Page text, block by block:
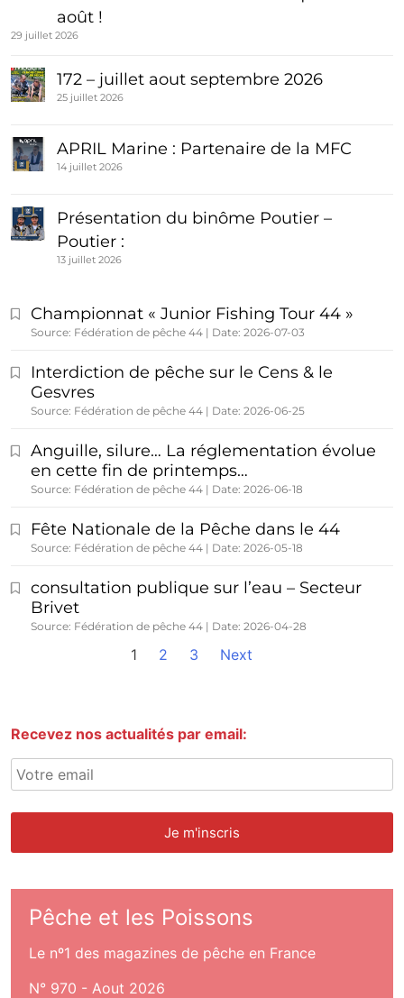
août !
29 juillet 2026
172 – juillet aout septembre 2026
25 juillet 2026
APRIL Marine : Partenaire de la MFC
14 juillet 2026
Présentation du binôme Poutier –
Poutier :
13 juillet 2026
Championnat « Junior Fishing Tour 44 »
Source: Fédération de pêche 44 Date: 2026-07-03
Interdiction de pêche sur le Cens & le
Gesvres
Source: Fédération de pêche 44 Date: 2026-06-25
Anguille, silure… La réglementation évolue
en cette fin de printemps…
Source: Fédération de pêche 44 Date: 2026-06-18
Fête Nationale de la Pêche dans le 44
Source: Fédération de pêche 44 Date: 2026-05-18
consultation publique sur l’eau – Secteur
Brivet
Source: Fédération de pêche 44 Date: 2026-04-28
1 2 3 Next
Recevez nos actualités par email:
Pêche et les Poissons
Le nº1 des magazines de pêche en France
N° 970 - Aout 2026